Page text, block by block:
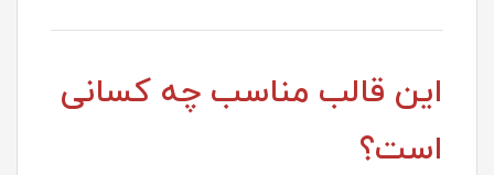
این قالب مناسب چه کسانی
است؟